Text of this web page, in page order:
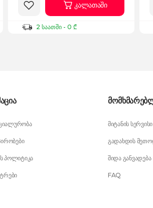
2 საათში - 0 ₾
კალათაში
პოლიტიკა
მიტანის სერვისი
გადახდის
შიდა განვადება
FAQ